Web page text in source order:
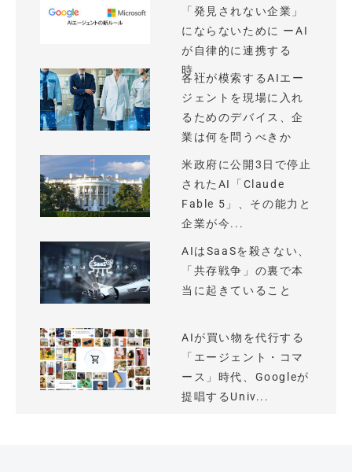
「発見されない企業」
にならないために ーAI
が自律的に連携する
時...
各社が模索するAIエー
ジェントを現場に入れ
るためのデバイス、企
業は何を問うべきか
米政府に公開3日で停止
されたAI「Claude
Fable 5」、その能力と
企業が今...
AIはSaaSを殺さない、
「共存戦争」の裏で本
当に起きていること
AIが買い物を代行する
「エージェント・コマ
ース」時代、Googleが
提唱するUniv...